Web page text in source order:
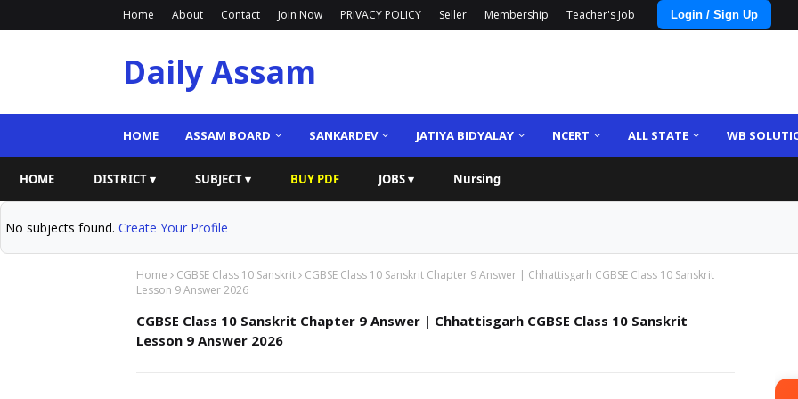
Home About Contact Join Now PRIVACY POLICY Seller Membership Teacher's Job Login / Sign Up
Daily Assam
HOME ASSAM BOARD SANKARDEV JATIYA BIDYALAY NCERT ALL STATE WB
HOME DISTRICT ▾ SUBJECT ▾ BUY PDF JOBS ▾ Nursing
No subjects found. Create Your Profile
Home CGBSE Class 10 Sanskrit
CGBSE Class 10 Sanskrit Chapter 9 Answer | Chhattisgarh CGBSE Class 10 Sanskrit
Lesson 9 Answer 2026
CGBSE Class 10 Sanskrit Chapter 9 Answer | Chhattisgarh CGBSE Class 10 Sanskrit
Lesson 9 Answer 2026